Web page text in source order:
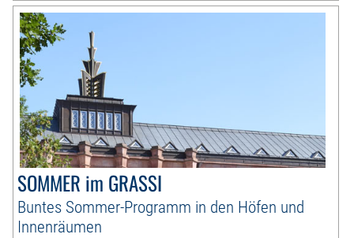
SOMMER im GRASSI
Buntes Sommer-Programm in den Höfen und
Innenräumen